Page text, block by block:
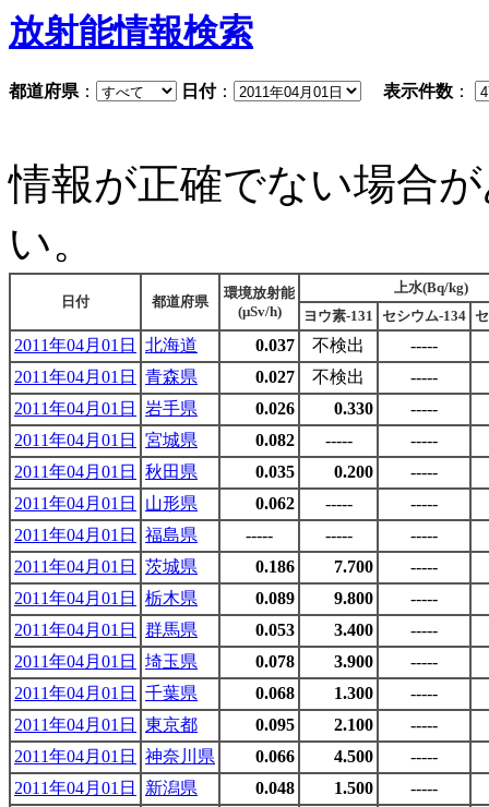
放射能情報検索
都道府県： 日付： 表示件数 ：
情報が正確でない場合
い。
日付 都道府県
環境放射能
(μSv/h)
上水(Bq/kg)
ヨウ素-131 セシウム-134
2011年04月01日 北海道 0.037 不検出
-----
2011年04月01日
青森県 0.027 不検出
-----
2011年04月01日
岩手県 0.026 0.330
-----
2011年04月01日
宮城県 0.082 -----
-----
2011年04月01日
秋田県 0.035 0.200
-----
2011年04月01日
山形県 0.062 -----
-----
2011年04月01日
福島県 ----- -----
-----
2011年04月01日
茨城県 0.186 7.700
-----
2011年04月01日
栃木県 0.089 9.800
-----
2011年04月01日
群馬県 0.053 3.400
-----
2011年04月01日
埼玉県 0.078 3.900
-----
2011年04月01日
千葉県 0.068 1.300
-----
2011年04月01日
東京都 0.095 2.100
-----
2011年04月01日
神奈川県 0.066 4.500
-----
2011年04月01日
新潟県 0.048 1.500
-----